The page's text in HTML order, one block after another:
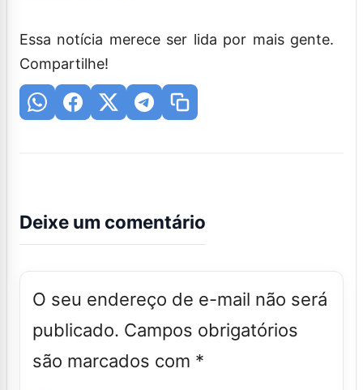
Essa notícia merece ser lida por mais gente.
Compartilhe!
Deixe um comentário
O seu endereço de e-mail não será
publicado. Campos obrigatórios
são marcados com *